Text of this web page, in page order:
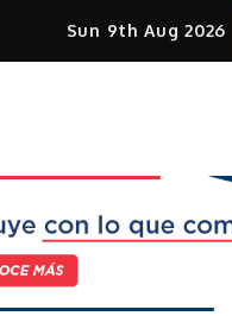
Sun 9th Aug 2026